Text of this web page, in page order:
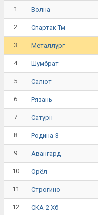
1 Волна
2 Спартак Тм
3 Металлург
4 Шумбрат
5 Салют
6 Рязань
7 Сатурн
8 Родина-3
9 Авангард
10 Орёл
11 Строгино
12 СКА-2 Хб